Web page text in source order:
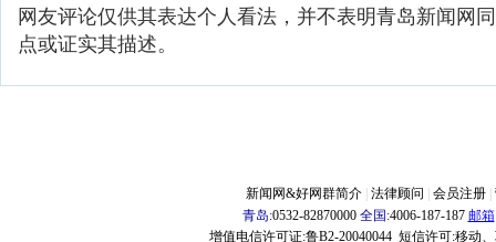
网友评论仅供其表达个人看法，并不表明青岛新闻网
点或证实其描述。